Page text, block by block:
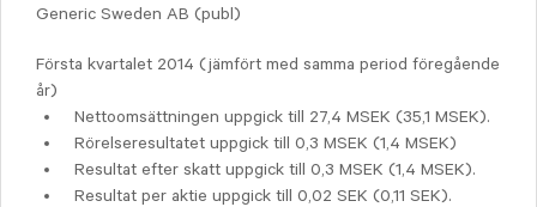
Generic Sweden AB (publ)
Första kvartalet 2014 (jämfört med samma period föregående
år)
Nettoomsättningen uppgick till 27,4 MSEK (35,1 MSEK).
Rörelseresultatet uppgick till 0,3 MSEK (1,4 MSEK)
Resultat efter skatt uppgick till 0,3 MSEK (1,4 MSEK).
Resultat per aktie uppgick till 0,02 SEK (0,11 SEK).